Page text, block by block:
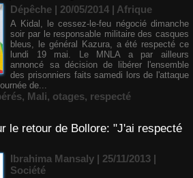
Dépêche | 20/05/2014 | Afrique
A Kidal, le cessez-le-feu négocié dimanche
soir par le responsable militaire des casques
bleus, le général Kazura, a été respecté ce
lundi 19 mai. Le MNLA a par ailleurs
annoncé sa décision de libérer l'ensemble
des prisonniers faits samedi lors de l'attaque
de...
, Mali, otages, respecté
le retour de Bollore: "J'ai respecté
Ibrahima Mansaly | 25/11/2013 |
Société